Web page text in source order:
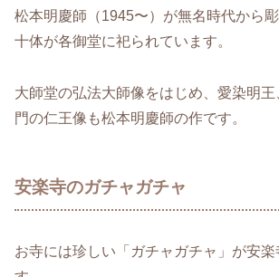
松本明慶師（1945〜）が無名時代から
十体が各御堂に祀られています。
大師堂の弘法大師像をはじめ、愛染明
門の仁王像も松本明慶師の作です。
安楽寺のガチャガチャ
お寺には珍しい「ガチャガチャ」が安楽